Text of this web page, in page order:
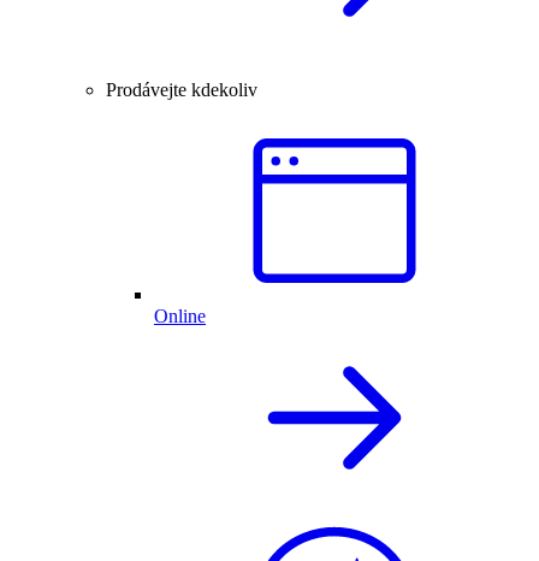
Prodávejte kdekoliv
Online